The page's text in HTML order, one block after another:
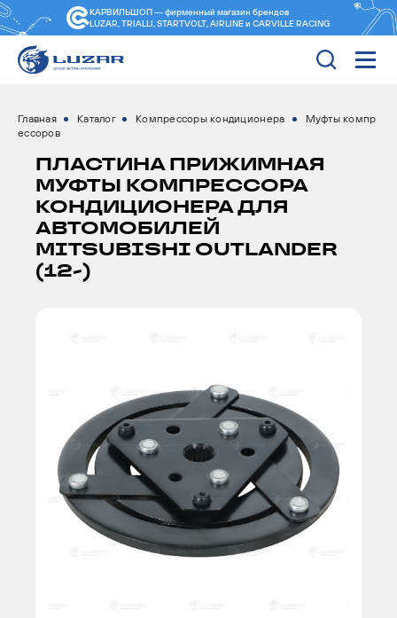
КАРВИЛЬШОП — фирменный магазин брендов
LUZAR, TRIALLI, STARTVOLT, AIRLINE и CARVILLE RACING
Главная Каталог Компрессоры кондиционера
Муфты компр
ессоров
ПЛАСТИНА ПРИЖИМНАЯ
МУФТЫ КОМПРЕССОРА
КОНДИЦИОНЕРА ДЛЯ
АВТОМОБИЛЕЙ
MITSUBISHI OUTLANDER
(12-)